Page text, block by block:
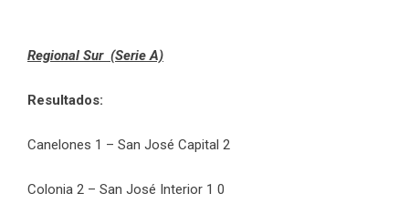
Regional Sur (Serie A)
Resultados:
Canelones 1 – San José Capital 2
Colonia 2 – San José Interior 1 0